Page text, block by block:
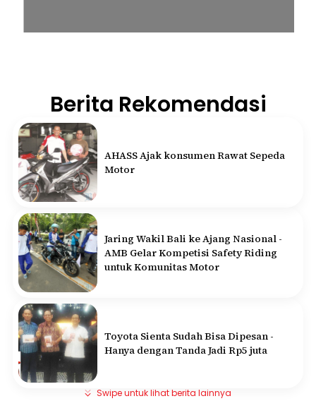
Berita Rekomendasi
AHASS Ajak konsumen Rawat Sepeda
Motor
Jaring Wakil Bali ke Ajang Nasional -
AMB Gelar Kompetisi Safety Riding
untuk Komunitas Motor
Toyota Sienta Sudah Bisa Dipesan -
Hanya dengan Tanda Jadi Rp5 juta
Swipe untuk lihat berita lainnya